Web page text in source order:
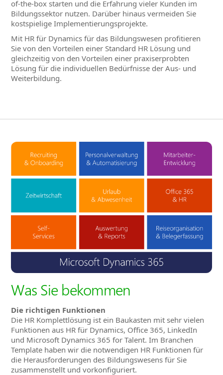
of-the-box starten und die Erfahrung vieler Kunden im
Bildungssektor nutzen. Darüber hinaus vermeiden Sie
kostspielige Implementierungsprojekte.
Mit HR für Dynamics für das Bildungswesen profitieren
Sie von den Vorteilen einer Standard HR Lösung und
gleichzeitig von den Vorteilen einer praxiserprobten
Lösung für die individuellen Bedürfnisse der Aus- und
Weiterbildung.
Was Sie bekommen
Die richtigen Funktionen
Die HR Komplettlösung ist ein Baukasten mit sehr vielen
Funktionen aus HR für Dynamics, Office 365, LinkedIn
und Microsoft Dynamics 365 for Talent. Im Branchen
Template haben wir die notwendigen HR Funktionen für
die Herausforderungen des Bildungswesens für Sie
zusammenstellt und vorkonfiguriert.